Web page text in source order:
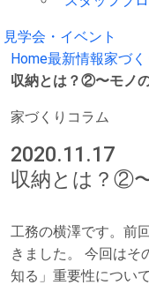
見学会・イベント
Home最新情報家づ
収納とは？②〜モノ
家づくりコラム
2020.11.17
収納とは？②
工務の横澤です。前
きました。 今回はそ
知る」重要性につい